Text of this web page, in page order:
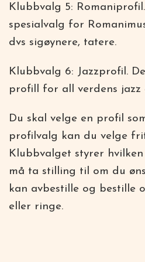
Klubbvalg 5:
spesialvalg for
dvs sigøynere, tatere.
Klubbvalg 6: Jazzprofil.
profill for all verdens jazz
Du skal velge en profil
profilvalg kan du velge
Klubbvalget styrer
må ta stilling til om du
kan avbestille og bestille
eller ringe.